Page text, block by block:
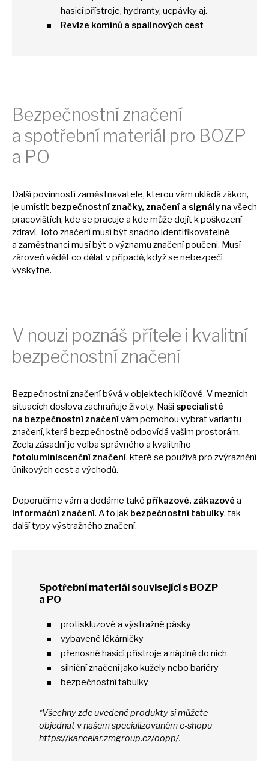
hasicí přístroje, hydranty, ucpávky aj.
Revize komínů a spalinových cest
Bezpečnostní značení
a spotřební materiál pro BOZP
a PO
Další povinností zaměstnavatele, kterou vám ukládá zákon,
je umístit bezpečnostní značky, značení a signályna všech
pracovištích, kde se pracuje a kde může dojítkpoškození
zdraví. Toto značení musí být snadno identifikovatelné
a zaměstnanci musí býto významu značení poučeni. Musí
zároveň vědětco dělatvpřípadě, kdyžse nebezpečí
vyskytne.
V nouzi poznáš přítele i kvalitní
bezpečnostní značení
Bezpečnostní značení bývá vobjektech klíčové. Vmezních
situacích doslova zachraňuje životy. Naši specialisté
na bezpečnostní značenívám pomohou vybrat variantu
značení, která bezpečnostně odpovídá vašim prostorám.
Zcela zásadníje volba správného a kvalitního
fotoluminiscenční značení, které se používá pro zvýraznění
únikových cesta východů.
Doporučíme vám a dodáme také příkazové, zákazové a
informační značení. Ato jak bezpečnostní tabulky, tak
další typy výstražného značení.
Spotřební materiál souvisejícís BOZP
a PO
protiskluzové a výstražné pásky
vybavené lékárničky
přenosné hasicí přístroje a náplnědo nich
silniční značení jako kužely nebo bariéry
bezpečnostní tabulky
*Všechny zde uvedené produktysimůžete
objednat vnašem specializovaném e-shopu
https://kancelar.zmgroup.cz/oopp/.